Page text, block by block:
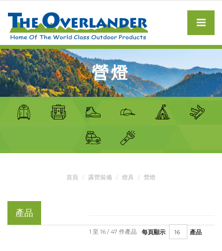
營燈
首頁 露營裝備 燈具 營燈
產品
每頁顯示 產品
1 至 16 / 47 件產品